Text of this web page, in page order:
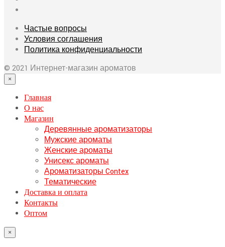
Частые вопросы
Условия соглашения
Политика конфиденциальности
© 2021 Интернет-магазин ароматов
×
Главная
О нас
Магазин
Деревянные ароматизаторы
Мужские ароматы
Женские ароматы
Унисекс ароматы
Ароматизаторы Contex
Тематические
Доставка и оплата
Контакты
Оптом
×